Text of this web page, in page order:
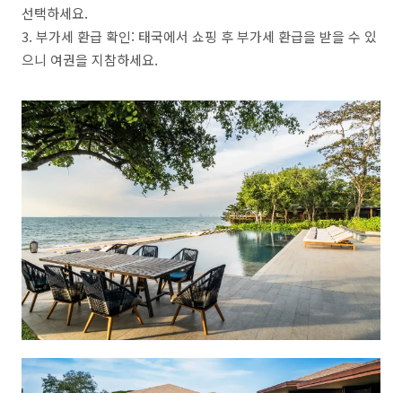
선택하세요.
3. 부가세 환급 확인: 태국에서 쇼핑 후 부가세 환급을 받을 수 있
으니 여권을 지참하세요.